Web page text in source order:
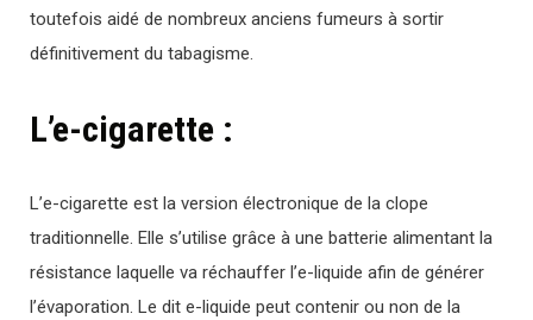
toutefois aidé de nombreux anciens fumeurs à sortir
définitivement du tabagisme.
L’e-cigarette :
L’e-cigarette est la version électronique de la clope
traditionnelle. Elle s’utilise grâce à une batterie alimentant la
résistance laquelle va réchauffer l’e-liquide afin de générer
l’évaporation. Le dit e-liquide peut contenir ou non de la